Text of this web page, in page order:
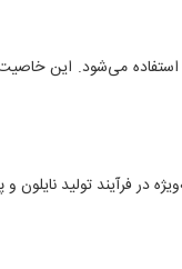
می‌شود. این خاصیت
در فرآیند تولید